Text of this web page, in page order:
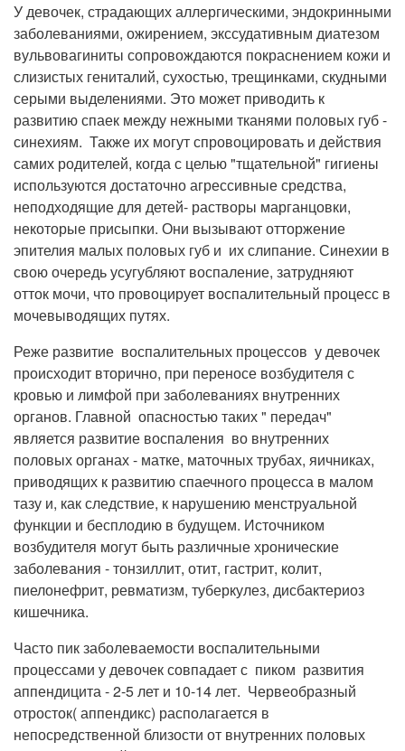
У девочек, страдающих аллергическими, эндокринными
заболеваниями, ожирением, экссудативным диатезом
вульвовагиниты сопровождаются покраснением кожи и
слизистых гениталий, сухостью, трещинками, скудными
серыми выделениями. Это может приводить к
развитию спаек между нежными тканями половых губ -
синехиям. Также их могут спровоцировать и действия
самих родителей, когда с целью "тщательной" гигиены
используются достаточно агрессивные средства,
неподходящие для детей- растворы марганцовки,
некоторые присыпки. Они вызывают отторжение
эпителия малых половых губ и их слипание. Синехии в
свою очередь усугубляют воспаление, затрудняют
отток мочи, что провоцирует воспалительный процесс в
мочевыводящих путях.
Реже развитие воспалительных процессов у девочек
происходит вторично, при переносе возбудителя с
кровью и лимфой при заболеваниях внутренних
органов. Главной опасностью таких " передач"
является развитие воспаления во внутренних
половых органах - матке, маточных трубах, яичниках,
приводящих к развитию спаечного процесса в малом
тазу и, как следствие, к нарушению менструальной
функции и бесплодию в будущем. Источником
возбудителя могут быть различные хронические
заболевания - тонзиллит, отит, гастрит, колит,
пиелонефрит, ревматизм, туберкулез, дисбактериоз
кишечника.
Часто пик заболеваемости воспалительными
процессами у девочек совпадает с пиком развития
аппендицита - 2-5 лет и 10-14 лет. Червеобразный
отросток( аппендикс) располагается в
непосредственной близости от внутренних половых